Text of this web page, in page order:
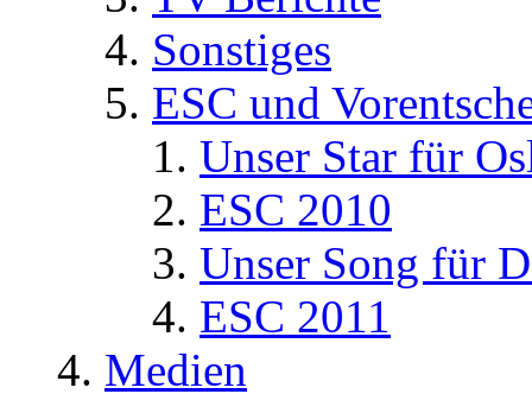
Sonstiges
ESC und
Unser Star für
ESC 2010
Unser Song für
ESC 2011
Medien